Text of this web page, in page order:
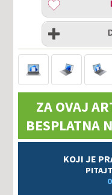
listu
želja
Uporedi
ZA OVAJ
BESPLATNA
KOJI JE